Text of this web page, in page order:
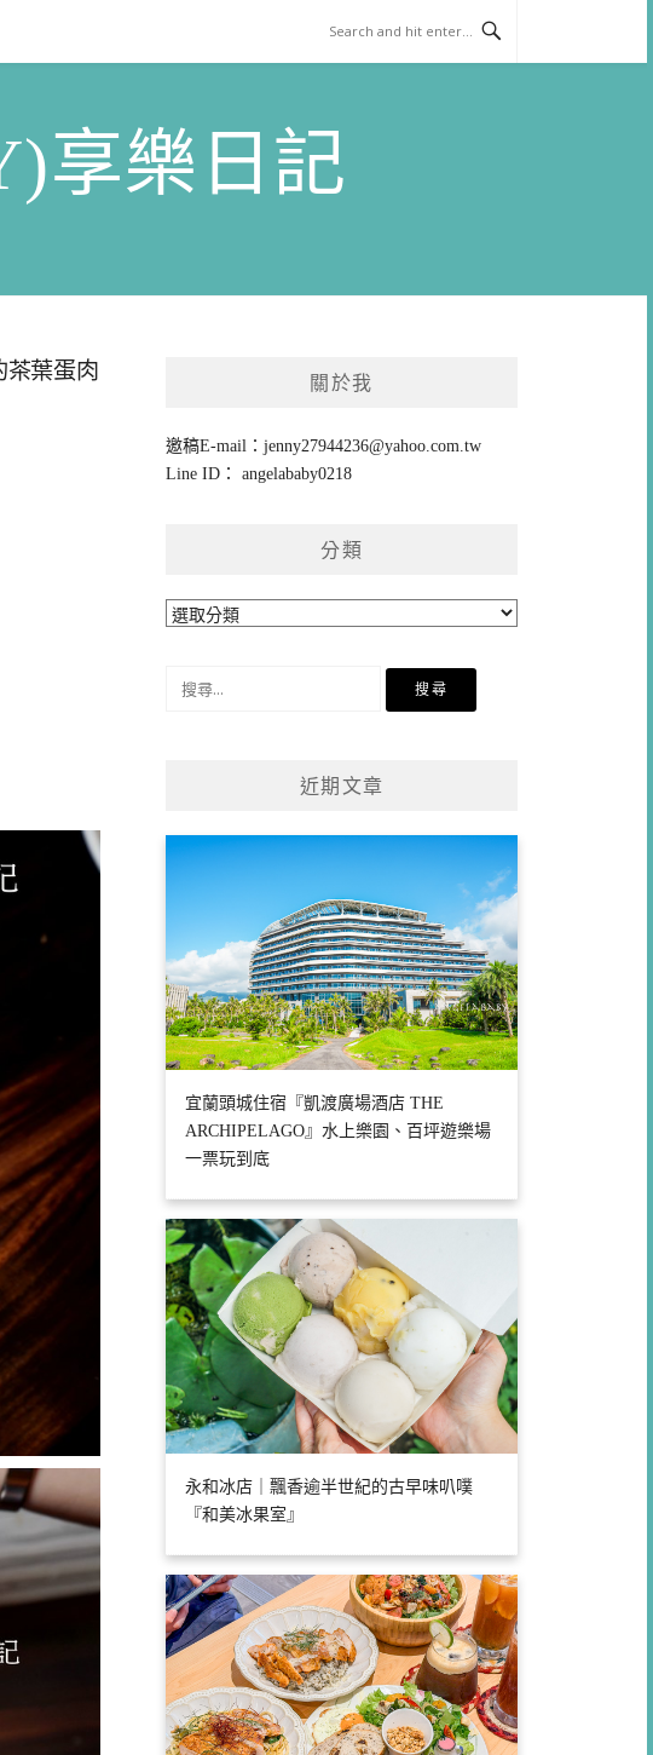
享樂日記
茶葉蛋肉
關於我
邀稿E-mail：jenny27944236@yahoo.com.tw
Line ID： angelababy0218
分類
分
近期文章
宜蘭頭城住宿『凱渡廣場酒店 THE
ARCHIPELAGO』水上樂園、百坪遊樂場
一票玩到底
永和冰店｜飄香逾半世紀的古早味叭噗
『和美冰果室』